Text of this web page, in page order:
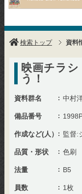
検索トップ 資料
映画チラ
う！
資料群名 中村
備品番号
作成など(人） 監督:
品質・形状 色刷
法量 B5
員数 1枚